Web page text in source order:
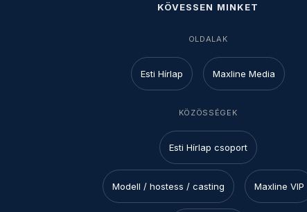
KÖVESSEN MINKET
OLDALAK
Esti Hírlap Maxline Media
KÖZÖSSÉGEK
Esti Hírlap csoport
Modell / hostess / casting Maxline VIP